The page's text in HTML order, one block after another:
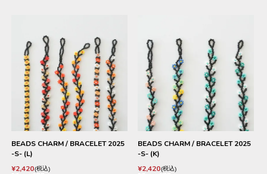
BEADS CHARM / BRACELET 2025
-S- (L)
¥2,420 税込
BEADS CHARM / BRACELET 2025
-S- (K)
¥2,420 税込